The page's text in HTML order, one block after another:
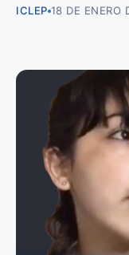
ICLEP 18 DE ENERO